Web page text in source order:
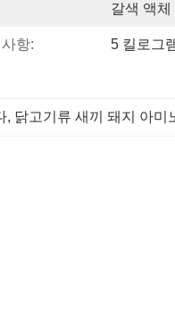
갈색 액체
항: 5 킬로그
, 닭고기류 새끼 돼지 아미